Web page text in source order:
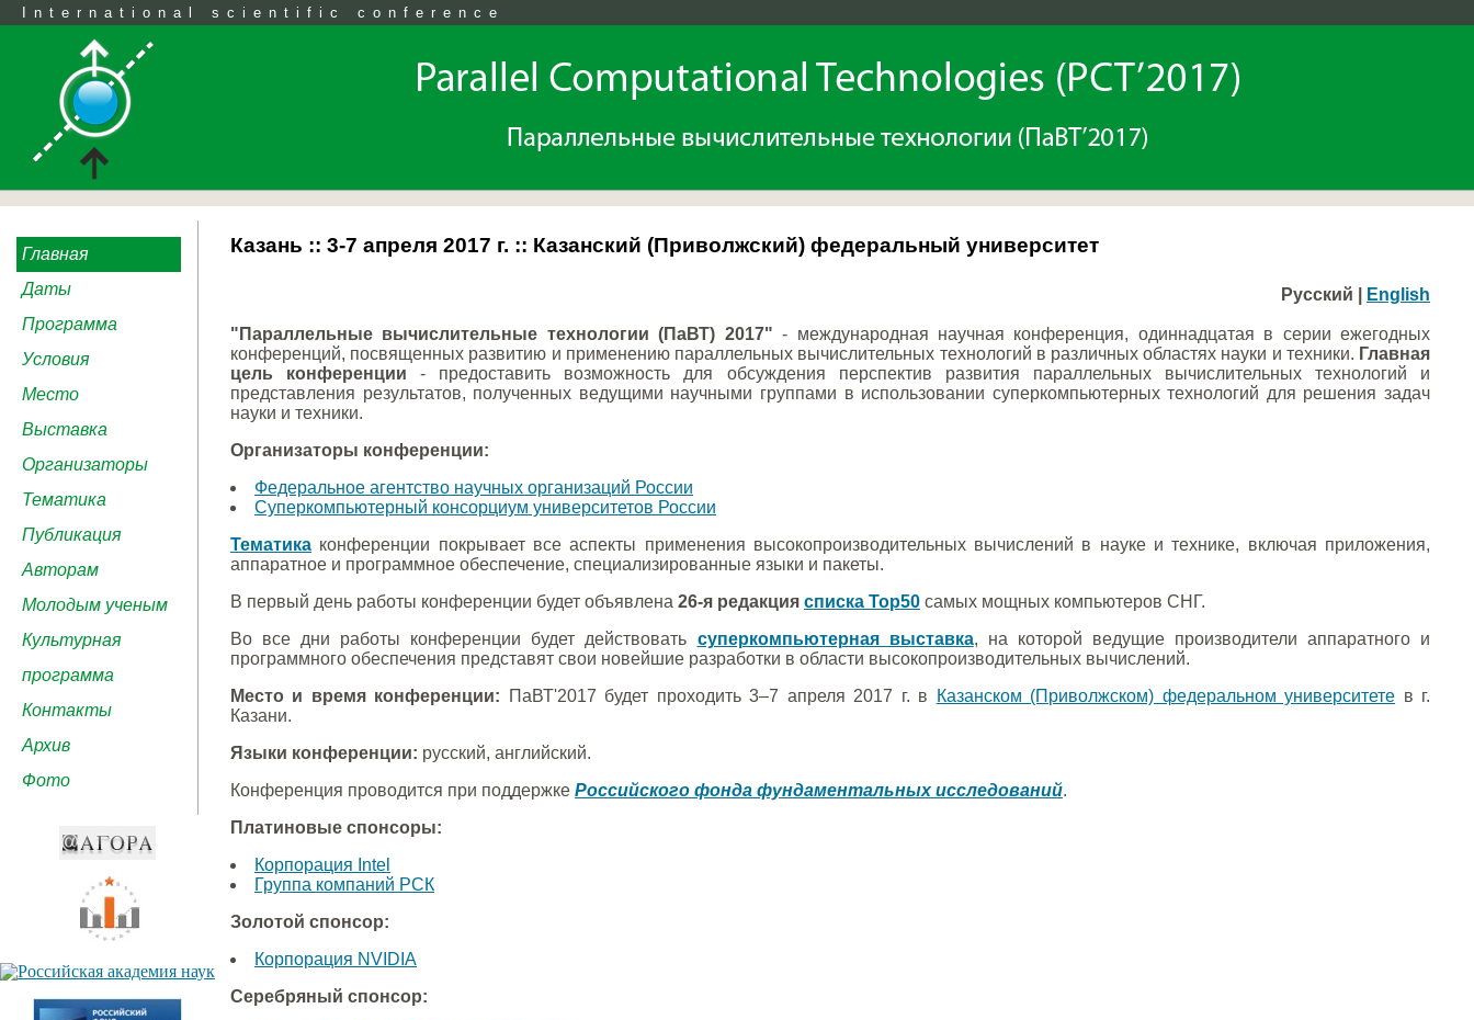
International scientific conference
Главная
Даты
Программа
Условия
Место
Выставка
Организаторы
Тематика
Публикация
Авторам
Молодым ученым
Культурная
программа
Контакты
Архив
Фото
Казань :: 3-7 апреля 2017 г. :: Казанский (Приволжский) федеральный университет
Русский | English
"Параллельные вычислительные технологии (ПаВТ) 2017" - международная научная конференция, одиннадцатая в серии ежегодных
конференций, посвященных развитию и применению параллельных вычислительных технологий в различных областях науки и техники. Главная
цель конференции - предоставить возможность для обсуждения перспектив развития параллельных вычислительных технологий и
представления результатов, полученных ведущими научными группами в использовании суперкомпьютерных технологий для решения задач
науки и техники.
Организаторы конференции:
Федеральное агентство научных организаций России
Суперкомпьютерный консорциум университетов России
Тематика конференции покрывает все аспекты применения высокопроизводительных вычислений в науке и технике, включая приложения,
аппаратное и программное обеспечение, специализированные языки и пакеты.
В первый день работы конференции будет объявлена 26-я редакция списка Top50 самых мощных компьютеров СНГ.
Во все дни работы конференции будет действовать суперкомпьютерная выставка, на которой ведущие производители аппаратного и
программного обеспечения представят свои новейшие разработки в области высокопроизводительных вычислений.
Место и время конференции: ПаВТ'2017 будет проходить 3–7 апреля 2017 г. в Казанском (Приволжском) федеральном университете в г.
Казани.
Языки конференции: русский, английский.
Конференция проводится при поддержке Российского фонда фундаментальных исследований.
Платиновые спонсоры:
Корпорация Intel
Группа компаний РСК
Золотой спонсор:
Корпорация NVIDIA
Серебряный спонсор: